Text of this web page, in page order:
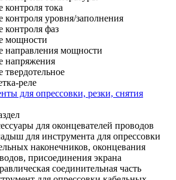
контроля тока
контроля уровня/заполнения
контроля фаз
мощности
направления мощности
напряжения
твердотельное
реле
для опрессовки, резки, снятия
для оконцевателей проводов
для инструмента для опрессовки
наконечников, оконцевания
присоединения экрана
соединительная часть